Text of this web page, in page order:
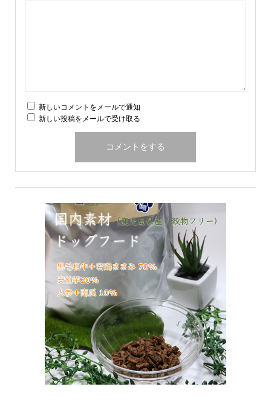
新しいコメントをメールで通知
新しい投稿をメールで受け取る